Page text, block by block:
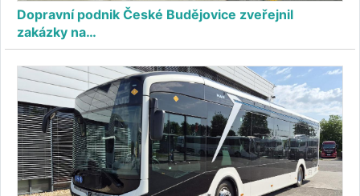
Dopravní podnik České Budějovice zveřejnil
zakázky na…